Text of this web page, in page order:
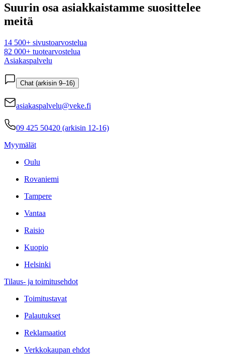
Suurin osa asiakkaistamme suosittelee
meitä
14 500+ sivustoarvostelua
82 000+ tuotearvostelua
Asiakaspalvelu
Chat (arkisin 9–16)
asiakaspalvelu@veke.fi
09 425 50420 (arkisin 12-16)
Myymälät
Oulu
Rovaniemi
Tampere
Vantaa
Raisio
Kuopio
Helsinki
Tilaus- ja toimitusehdot
Toimitustavat
Palautukset
Reklamaatiot
Verkkokaupan ehdot